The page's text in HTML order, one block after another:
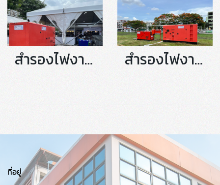
สำรองไฟงานธงฟ้า ห้วยขวาง สำรองไฟงานธงฟ้า ลาดกระบัง
ที่อยู่